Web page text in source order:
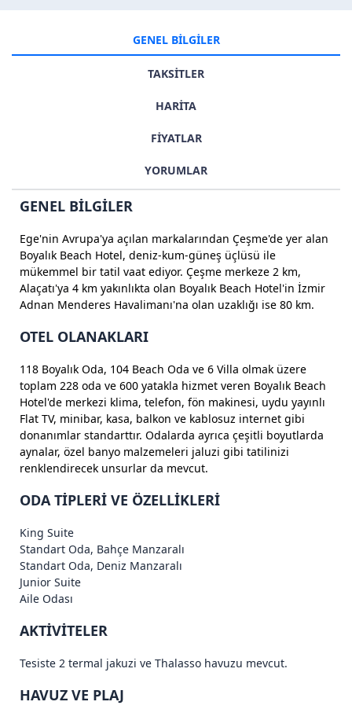
GENEL BİLGİLER
TAKSİTLER
HARİTA
FİYATLAR
YORUMLAR
GENEL BİLGİLER
Ege'nin Avrupa'ya açılan markalarından Çeşme'de yer alan
Boyalık Beach Hotel, deniz-kum-güneş üçlüsü ile
mükemmel bir tatil vaat ediyor. Çeşme merkeze 2 km,
Alaçatı'ya 4 km yakınlıkta olan Boyalık Beach Hotel'in İzmir
Adnan Menderes Havalimanı'na olan uzaklığı ise 80 km.
OTEL OLANAKLARI
118 Boyalık Oda, 104 Beach Oda ve 6 Villa olmak üzere
toplam 228 oda ve 600 yatakla hizmet veren Boyalık Beach
Hotel'de merkezi klima, telefon, fön makinesi, uydu yayınlı
Flat TV, minibar, kasa, balkon ve kablosuz internet gibi
donanımlar standarttır. Odalarda ayrıca çeşitli boyutlarda
aynalar, özel banyo malzemeleri jaluzi gibi tatilinizi
renklendirecek unsurlar da mevcut.
ODA TİPLERİ VE ÖZELLİKLERİ
King Suite
Standart Oda, Bahçe Manzaralı
Standart Oda, Deniz Manzaralı
Junior Suite
Aile Odası
AKTİVİTELER
Tesiste 2 termal jakuzi ve Thalasso havuzu mevcut.
HAVUZ VE PLAJ